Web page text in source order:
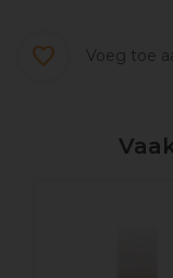
Voeg toe